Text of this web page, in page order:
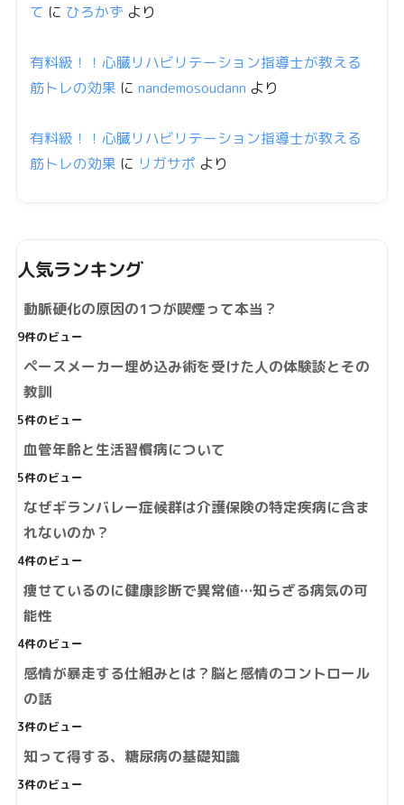
て に ひろかず より
有料級！！心臓リハビリテーション指導士が教える
筋トレの効果 に nandemosoudann より
有料級！！心臓リハビリテーション指導士が教える
筋トレの効果 に リガサポ より
人気ランキング
動脈硬化の原因の1つが喫煙って本当？
9件のビュー
ペースメーカー埋め込み術を受けた人の体験談とその
教訓
5件のビュー
血管年齢と生活習慣病について
5件のビュー
なぜギランバレー症候群は介護保険の特定疾病に含ま
れないのか？
4件のビュー
痩せているのに健康診断で異常値…知らざる病気の可
能性
4件のビュー
感情が暴走する仕組みとは？脳と感情のコントロール
の話
3件のビュー
知って得する、糖尿病の基礎知識
3件のビュー